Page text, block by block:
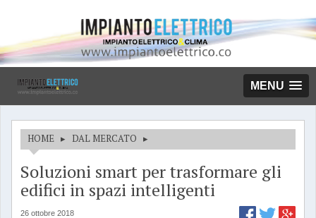
MENU
HOME ▸ DAL MERCATO ▸
Soluzioni smart per trasformare gli
edifici in spazi intelligenti
26 ottobre 2018